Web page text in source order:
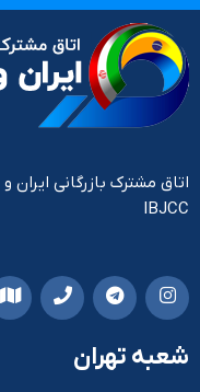
اتاق مشترک بازرگانی ایران
IBJCC
شعبه تهران